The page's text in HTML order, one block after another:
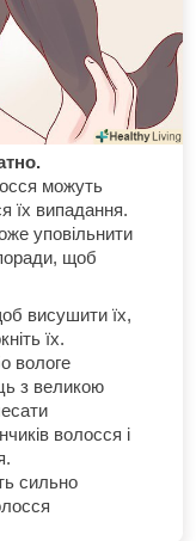
можуть
їх випадання.
уповільнити
щоб
висушити їх,
їх.
вологе
з великою
волосся і
сильно